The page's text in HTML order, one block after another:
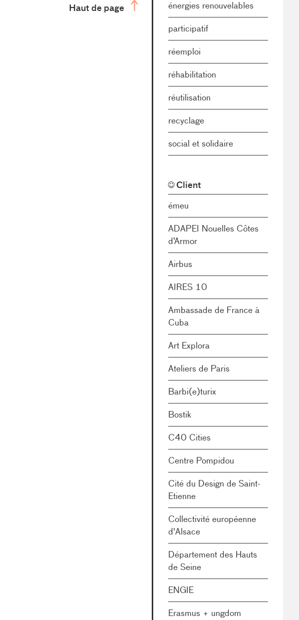
Haut de page énergies renouvelables
participatif
réemploi
réhabilitation
réutilisation
recyclage
social et solidaire
Client
émeu
ADAPEI Nouelles Côtes
d’Armor
Airbus
AIRES 10
Ambassade de France à
Cuba
Art Explora
Ateliers de Paris
Barbi(e)turix
Bostik
C40 Cities
Centre Pompidou
Cité du Design de Saint-
Etienne
Collectivité européenne
d'Alsace
Département des Hauts
de Seine
ENGIE
Erasmus + ungdom